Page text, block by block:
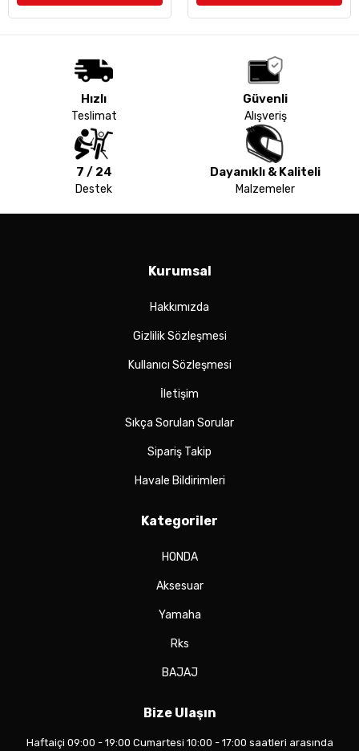
Hızlı
Teslimat
Güvenli
Alışveriş
7 / 24
Destek
Dayanıklı & Kaliteli
Malzemeler
Kurumsal
Hakkımızda
Gizlilik Sözleşmesi
Kullanıcı Sözleşmesi
İletişim
Sıkça Sorulan Sorular
Sipariş Takip
Havale Bildirimleri
Kategoriler
HONDA
Aksesuar
Yamaha
Rks
BAJAJ
Bize Ulaşın
Haftaiçi 09:00 - 19:00 Cumartesi 10:00 - 17:00 saatleri arasında